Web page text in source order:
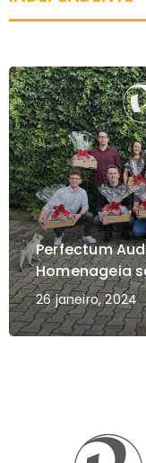
Perfectum
Homenageia
26 janeiro, 2024